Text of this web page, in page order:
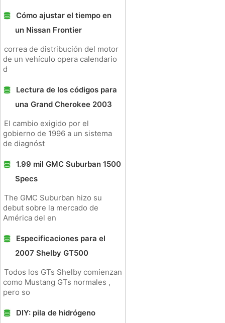
Cómo ajustar el tiempo en
un Nissan Frontier
correa de distribución del motor
de un vehículo opera calendario
d
Lectura de los códigos para
una Grand Cherokee 2003
El cambio exigido por el
gobierno de 1996 a un sistema
de diagnóst
1.99 mil GMC Suburban 1500
Specs
The GMC Suburban hizo su
debut sobre la mercado de
América del en
Especificaciones para el
2007 Shelby GT500
Todos los GTs Shelby comienzan
como Mustang GTs normales ,
pero so
DIY: pila de hidrógeno